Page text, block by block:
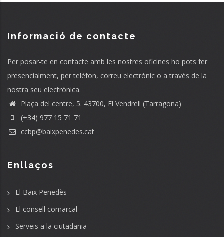
Informació de contacte
Per posar-te en contacte amb les nostres oficines ho pots fer
presencialment, per telèfon, correu electrònic o a través de la
nostra seu electrònica.
Plaça del centre, 5. 43700, El Vendrell (Tarragona)
(+34) 977 15 71 71
ccbp@baixpenedes.cat
Enllaços
El Baix Penedès
El consell comarcal
Serveis a la ciutadania